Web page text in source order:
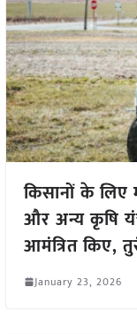
किसानों के
और अन्य कृषि
आमंत्रित किए,
January 23, 2026